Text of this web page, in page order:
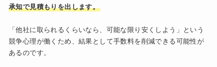
承知で見積もりを出します。
「他社に取られるくらいなら、可能な限り安くしよう」という
競争心理が働くため、結果として手数料を削減できる可能性が
あるのです。